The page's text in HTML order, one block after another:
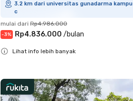
3.2 km dari universitas gunadarma
c
mulai dari Rp4.986.000
-3% Rp4.836.000 /bulan
Lihat info lebih banyak